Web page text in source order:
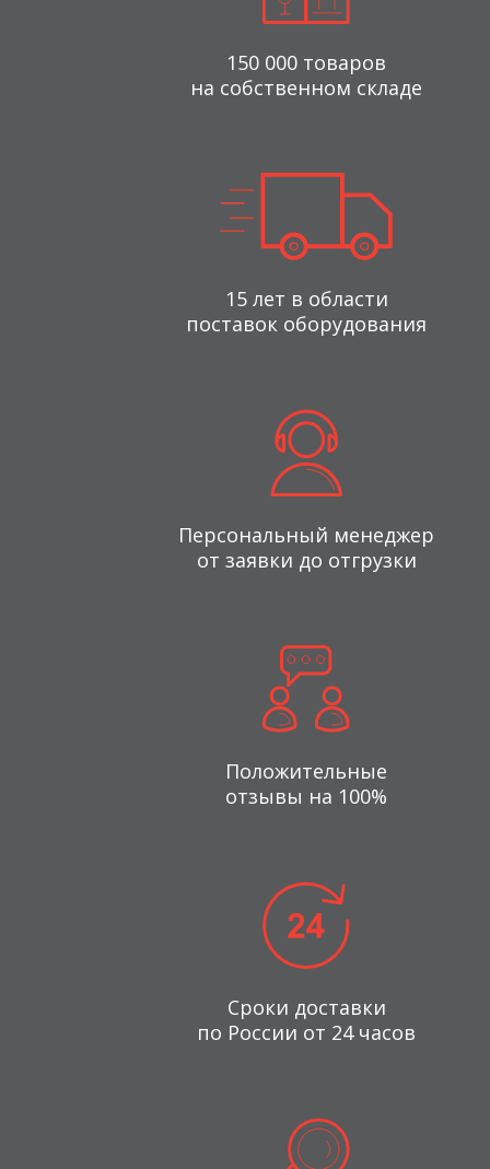
150 000 товаров
на собственном складе
15 лет в области
поставок оборудования
Персональный менеджер
от заявки до отгрузки
Положительные
отзывы на 100%
Сроки доставки
по России от 24 часов